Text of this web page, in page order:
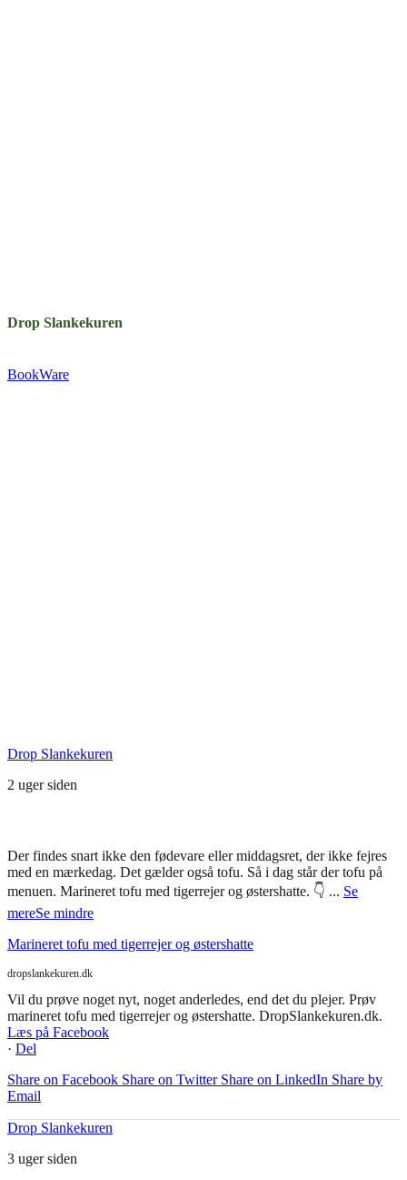
Drop Slankekuren
BookWare
Drop Slankekuren
2 uger siden
Der findes snart ikke den fødevare eller middagsret, der ikke fejres
med en mærkedag. Det gælder også tofu. Så i dag står der tofu på
menuen. Marineret tofu med tigerrejer og østershatte. 👇 ... Se
mereSe mindre
Marineret tofu med tigerrejer og østershatte
dropslankekuren.dk
Vil du prøve noget nyt, noget anderledes, end det du plejer. Prøv
marineret tofu med tigerrejer og østershatte. DropSlankekuren.dk.
Læs på Facebook
· Del
Share on Facebook Share on Twitter Share on LinkedIn Share by
Email
Drop Slankekuren
3 uger siden